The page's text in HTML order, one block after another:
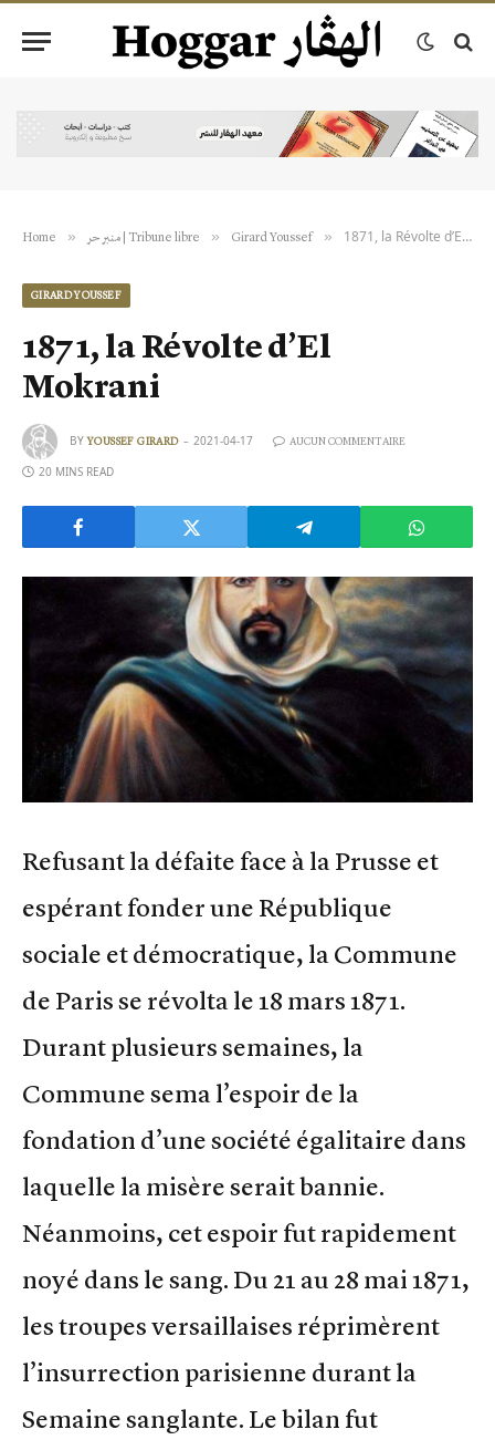
Home » منبر حر | Tribune libre » Girard Youssef » 1871, la Révolte d’El Mokrani
GIRARD YOUSSEF
1871, la Révolte d’El
Mokrani
BY YOUSSEF GIRARD 2021-04-17 AUCUN COMMENTAIRE
20 MINS READ
Refusant la défaite face à la Prusse et
espérant fonder une République
sociale et démocratique, la Commune
de Paris se révolta le 18 mars 1871.
Durant plusieurs semaines, la
Commune sema l’espoir de la
fondation d’une société égalitaire dans
laquelle la misère serait bannie.
Néanmoins, cet espoir fut rapidement
noyé dans le sang. Du 21 au 28 mai 1871,
les troupes versaillaises réprimèrent
l’insurrection parisienne durant la
Semaine sanglante. Le bilan fut